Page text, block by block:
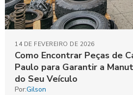
Como Encontrar Peças de
Paulo para Garantir a
do Seu Veículo
14 DE FEVEREIRO DE 2026
Por:Gilson